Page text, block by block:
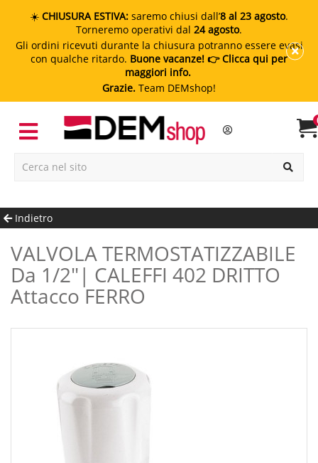
☀️ CHIUSURA ESTIVA: saremo chiusi dall’8 al 23 agosto.
Torneremo operativi dal 24 agosto.
Gli ordini ricevuti durante la chiusura potranno essere evasi
con qualche ritardo. Buone vacanze! 👉 Clicca qui per
maggiori info.
Grazie. Team DEMshop!
Indietro
VALVOLA TERMOSTATIZZABILE
Da 1/2"| CALEFFI 402 DRITTO
Attacco FERRO